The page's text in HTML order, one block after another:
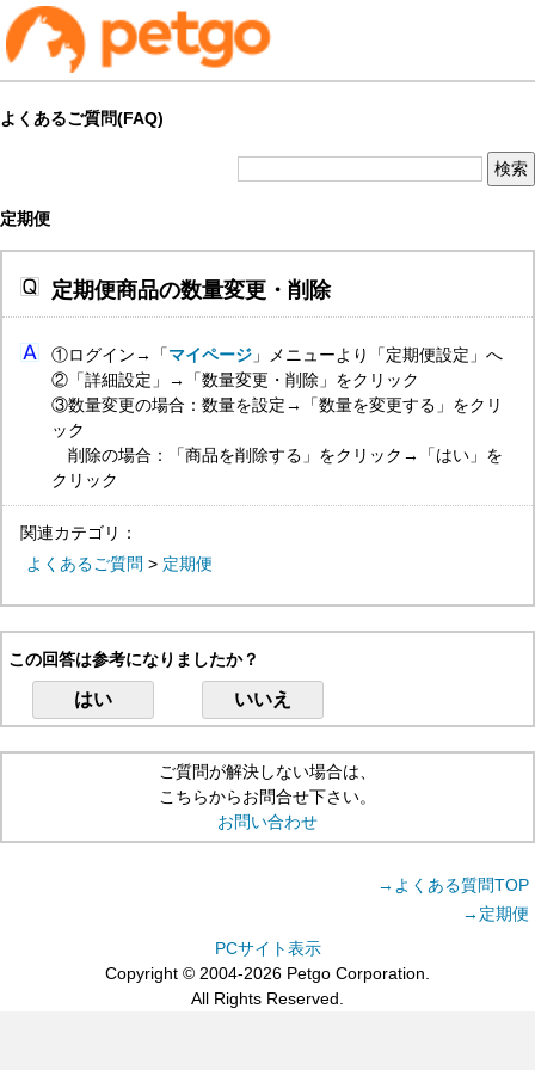
よくあるご質問(FAQ)
定期便
定期便商品の数量変更・削除
①ログイン→「マイページ 」メニューより「定期便設定」へ
②「詳細設定」→「数量変更・削除」をクリック
③数量変更の場合：数量を設定→「数量を変更する」をクリ
ック
削除の場合：「商品を削除する」をクリック→「はい」を
クリック
関連カテゴリ：
よくあるご質問 > 定期便
この回答は参考になりましたか？
はい いいえ
ご質問が解決しない場合は、
こちらからお問合せ下さい。
お問い合わせ
→よくある質問TOP
→定期便
PCサイト表示
Copyright © 2004-2026 Petgo Corporation.
All Rights Reserved.